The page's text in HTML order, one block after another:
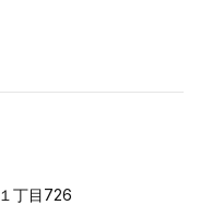
丁目726